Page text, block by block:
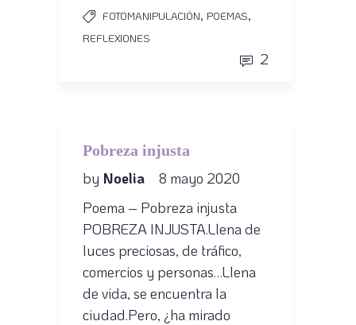
FOTOMANIPULACIÓN, POEMAS,
REFLEXIONES
2
Pobreza injusta
by Noelia
8 mayo 2020
Poema – Pobreza injusta
POBREZA INJUSTA.Llena de
luces preciosas, de tráfico,
comercios y personas…Llena
de vida, se encuentra la
ciudad.Pero, ¿ha mirado